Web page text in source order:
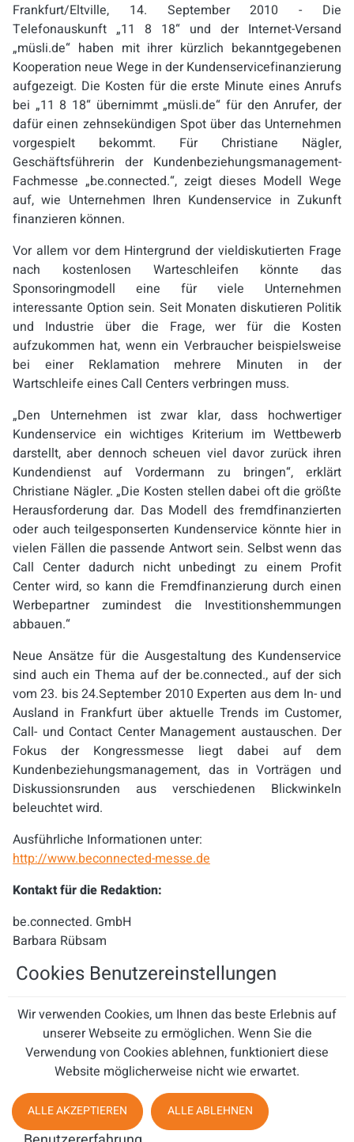
Frankfurt/Eltville, 14. September 2010 - Die
Telefonauskunft „11 8 18“ und der Internet-Versand
„müsli.de“ haben mit ihrer kürzlich bekanntgegebenen
Kooperation neue Wege in der Kundenservicefinanzierung
aufgezeigt. Die Kosten für die erste Minute eines Anrufs
bei „11 8 18“ übernimmt „müsli.de“ für den Anrufer, der
dafür einen zehnsekündigen Spot über das Unternehmen
vorgespielt bekommt. Für Christiane Nägler,
Geschäftsführerin der Kundenbeziehungsmanagement-
Fachmesse „be.connected.“, zeigt dieses Modell Wege
auf, wie Unternehmen Ihren Kundenservice in Zukunft
finanzieren können.
Vor allem vor dem Hintergrund der vieldiskutierten Frage
nach kostenlosen Warteschleifen könnte das
Sponsoringmodell eine für viele Unternehmen
interessante Option sein. Seit Monaten diskutieren Politik
und Industrie über die Frage, wer für die Kosten
aufzukommen hat, wenn ein Verbraucher beispielsweise
bei einer Reklamation mehrere Minuten in der
Wartschleife eines Call Centers verbringen muss.
„Den Unternehmen ist zwar klar, dass hochwertiger
Kundenservice ein wichtiges Kriterium im Wettbewerb
darstellt, aber dennoch scheuen viel davor zurück ihren
Kundendienst auf Vordermann zu bringen“, erklärt
Christiane Nägler. „Die Kosten stellen dabei oft die größte
Herausforderung dar. Das Modell des fremdfinanzierten
oder auch teilgesponserten Kundenservice könnte hier in
vielen Fällen die passende Antwort sein. Selbst wenn das
Call Center dadurch nicht unbedingt zu einem Profit
Center wird, so kann die Fremdfinanzierung durch einen
Werbepartner zumindest die Investitionshemmungen
abbauen.“
Neue Ansätze für die Ausgestaltung des Kundenservice
sind auch ein Thema auf der be.connected., auf der sich
vom 23. bis 24.September 2010 Experten aus dem In- und
Ausland in Frankfurt über aktuelle Trends im Customer,
Call- und Contact Center Management austauschen. Der
Fokus der Kongressmesse liegt dabei auf dem
Kundenbeziehungsmanagement, das in Vorträgen und
Diskussionsrunden aus verschiedenen Blickwinkeln
beleuchtet wird.
Ausführliche Informationen unter:
http://www.beconnected-messe.de
Kontakt für die Redaktion:
be.connected. GmbH
Barbara Rübsam
Hauptstraße 1-3
Telefon: 0 61 23 / 70 98 31
Email:presse@beconnected-messe.de
Internet:www.beconnected-messe.de
www.beconnected-events.de
Cookies Benutzereinstellungen
Wir verwenden Cookies, um Ihnen das beste Erlebnis auf
unserer Webseite zu ermöglichen. Wenn Sie die
Verwendung von Cookies ablehnen, funktioniert diese
Website möglicherweise nicht wie erwartet.
ALLE AKZEPTIEREN ALLE ABLEHNEN